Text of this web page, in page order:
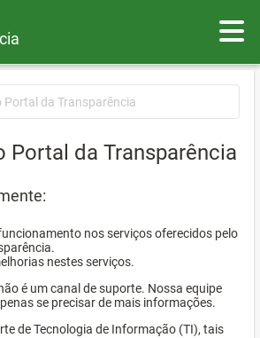
Portal da Transparência
Portal da Transparência
nos serviços oferecidos pelo
nestes serviços.
é um canal de suporte. Nossa equipe
se precisar de mais informações.
de Tecnologia de Informação (TI), tais